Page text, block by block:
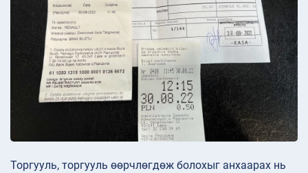
Торгууль, торгууль өөрчлөгдөж болохыг анхаарах нь